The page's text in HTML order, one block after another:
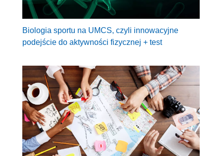
Biologia sportu na UMCS, czyli innowacyjne
podejście do aktywności fizycznej + test